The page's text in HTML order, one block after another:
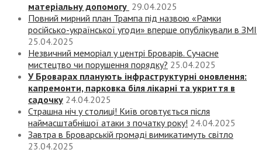
матеріальну допомогу 29.04.2025
Повний мирний план Трампа під назвою «‎Рамки
російсько-української угоди» вперше опублікували в ЗМІ
25.04.2025
Незвичний меморіал у центрі Броварів. Сучасне
мистецтво чи порушення порядку? 25.04.2025
У Броварах планують інфраструктурні оновлення:
капремонти, парковка біля лікарні та укриття в
садочку 24.04.2025
Страшна ніч у столиці! Київ оговтується після
наймасштабнішої атаки з початку року! 24.04.2025
Завтра в Броварській громаді вимикатимуть світло
23.04.2025